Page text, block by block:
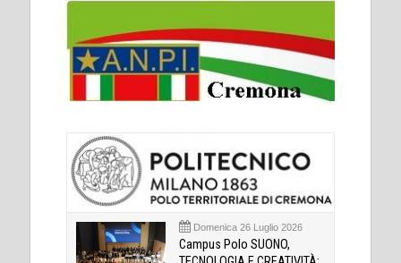
Domenica 26 Luglio 2026
Campus Polo SUONO,